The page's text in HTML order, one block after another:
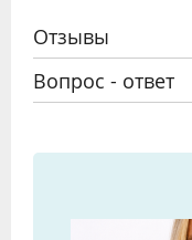
Отзывы
Вопрос - ответ